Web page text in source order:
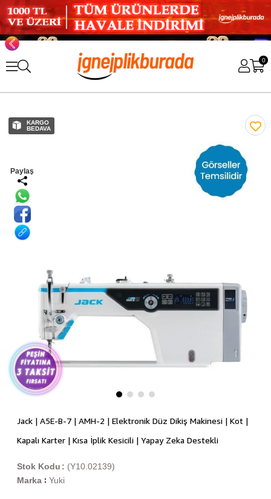
0
KARGO
BEDAVA
Paylaş
Jack | A5E-B-7 | AMH-2 | Elektronik Düz Dikiş Makinesi | Kot |
Kapalı Karter | Kısa İplik Kesicili | Yapay Zeka Destekli
(Y10.02139)
Stok Kodu
Marka : Yuki